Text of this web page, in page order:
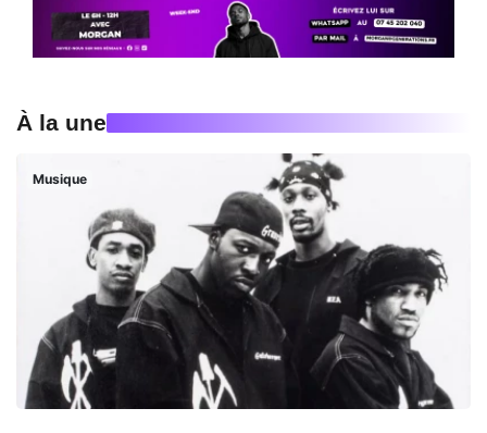
À la une
Musique